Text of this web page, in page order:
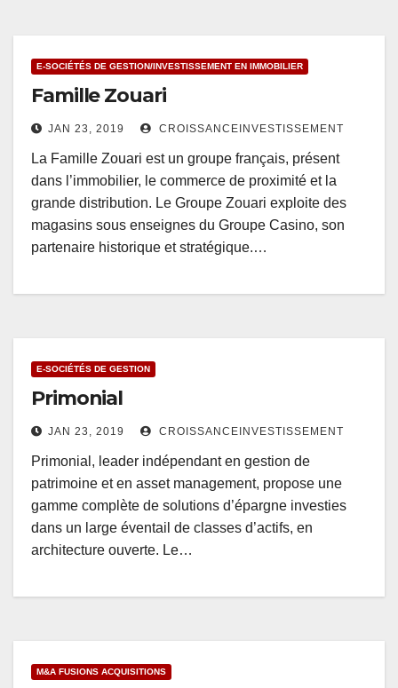
E-SOCIÉTÉS DE GESTION/INVESTISSEMENT EN IMMOBILIER
Famille Zouari
JAN 23, 2019 CROISSANCEINVESTISSEMENT
La Famille Zouari est un groupe français, présent
dans l’immobilier, le commerce de proximité et la
grande distribution. Le Groupe Zouari exploite des
magasins sous enseignes du Groupe Casino, son
partenaire historique et stratégique.…
E-SOCIÉTÉS DE GESTION
Primonial
JAN 23, 2019 CROISSANCEINVESTISSEMENT
Primonial, leader indépendant en gestion de
patrimoine et en asset management, propose une
gamme complète de solutions d’épargne investies
dans un large éventail de classes d’actifs, en
architecture ouverte. Le…
M&A FUSIONS ACQUISITIONS